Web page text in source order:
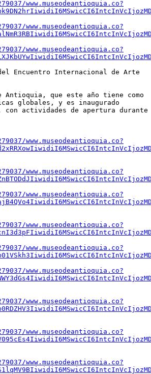
www.museodeantioquia.co?
www.museodeantioquia.co?
www.museodeantioquia.co?
Encuentro Internacional de Arte
Antioquia, que este año tiene como
globales, y es inaugurado
actividades de apertura durante
www.museodeantioquia.co?
www.museodeantioquia.co?
www.museodeantioquia.co?
www.museodeantioquia.co?
www.museodeantioquia.co?
www.museodeantioquia.co?
www.museodeantioquia.co?
www.museodeantioquia.co?
www.museodeantioquia.co?